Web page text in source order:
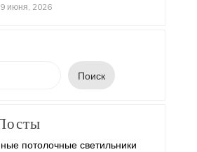
9 июня, 2026
Поиск
потолочные светильники